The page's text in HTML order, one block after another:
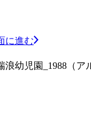
に進む
幼児園_1988（ア